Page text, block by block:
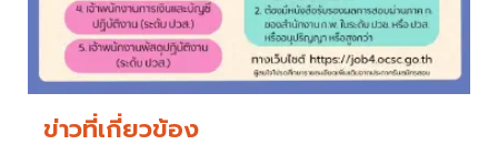
ข่าวที่เกี่ยวข้อง